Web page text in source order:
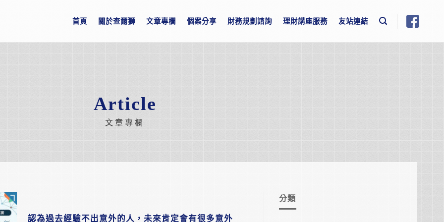
首頁 關於查爾獅 文章專欄 個案分享 財務規劃諮詢 理財講座服務 友站連結
Article
文章專欄
認為過去經驗不出意外的人，未來肯定會有很多意外
分類